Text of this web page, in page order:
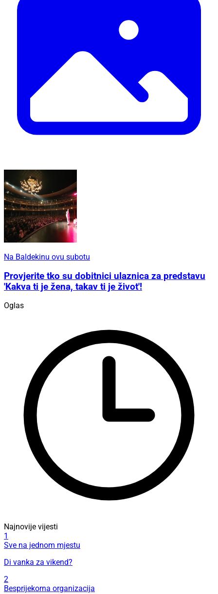
Na Baldekinu ovu subotu
Provjerite tko su dobitnici ulaznica za predstavu
'Kakva ti je žena, takav ti je život'!
Oglas
Najnovije vijesti
1
Sve na jednom mjestu
Di vanka za vikend?
2
Besprijekorna organizacija